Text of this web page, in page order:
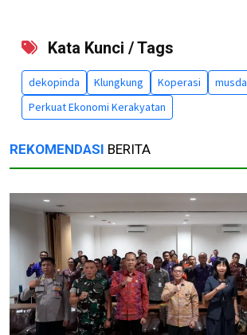
Kata Kunci / Tags
dekopinda Klungkung Koperasi
musda
Perkuat Ekonomi Kerakyatan
REKOMENDASI BERITA